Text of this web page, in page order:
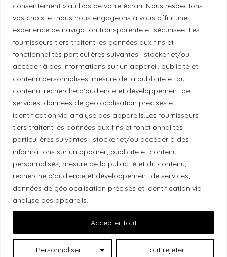
consentement » au bas de votre écran. Nous respectons
vos choix, et nous nous engageons à vous offrir une
expérience de navigation transparente et sécurisée. Les
fournisseurs tiers traitent les données aux fins et
fonctionnalités particulières suivantes : stocker et/ou
accéder à des informations sur un appareil, publicité et
contenu personnalisés, mesure de la publicité et du
contenu, recherche d'audience et développement de
services, données de géolocalisation précises et
identification via analyse des appareils.Les fournisseurs
tiers traitent les données aux fins et fonctionnalités
particulières suivantes : stocker et/ou accéder à des
informations sur un appareil, publicité et contenu
personnalisés, mesure de la publicité et du contenu,
recherche d'audience et développement de services,
données de géolocalisation précises et identification via
analyse des appareils.
Personnaliser Tout rejeter
Accepter tout
Politique de diversité
Politique éthique
Reconnaissance du territoire
Local Market, marque portée par la société Les
Chats Gourmets Ltd. tient à souligner que ses
installations, situées au 511 Lacolle Way (Ottawa-
Orléans), se trouvent sur le territoire traditionnel non
cédé du peuple algonquin anichinabé. Nous
reconnaissons et remercions les peuples
actuels de ces terres.